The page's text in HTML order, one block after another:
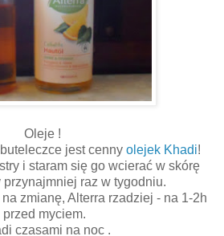
Oleje !
jest cenny olejek Khadi!
i staram się go wcierać w skórę
przynajmniej raz w tygodniu.
zmianę, Alterra rzadziej - na 1-2h
przed myciem.
czasami na noc .